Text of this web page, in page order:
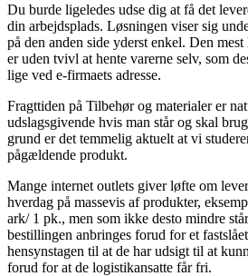
Du burde ligeledes udse dig at få det
din arbejdsplads. Løsningen viser sig
på den anden side yderst enkel. Den
er uden tvivl at hente varerne selv, som
lige ved e-firmaets adresse.
Fragttiden på Tilbehør og materialer er
udslagsgivende hvis man står og skal
grund er det temmelig aktuelt at vi
pågældende produkt.
Mange internet outlets giver løfte om
hverdag på massevis af produkter,
ark/ 1 pk., men som ikke desto mindre
bestillingen anbringes forud for et
hensynstagen til at de har udsigt til at
forud for at de logistikansatte får fri.